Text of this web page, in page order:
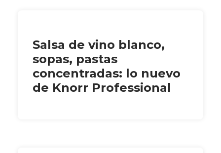
Salsa de vino blanco,
sopas, pastas
concentradas: lo nuevo
de Knorr Professional